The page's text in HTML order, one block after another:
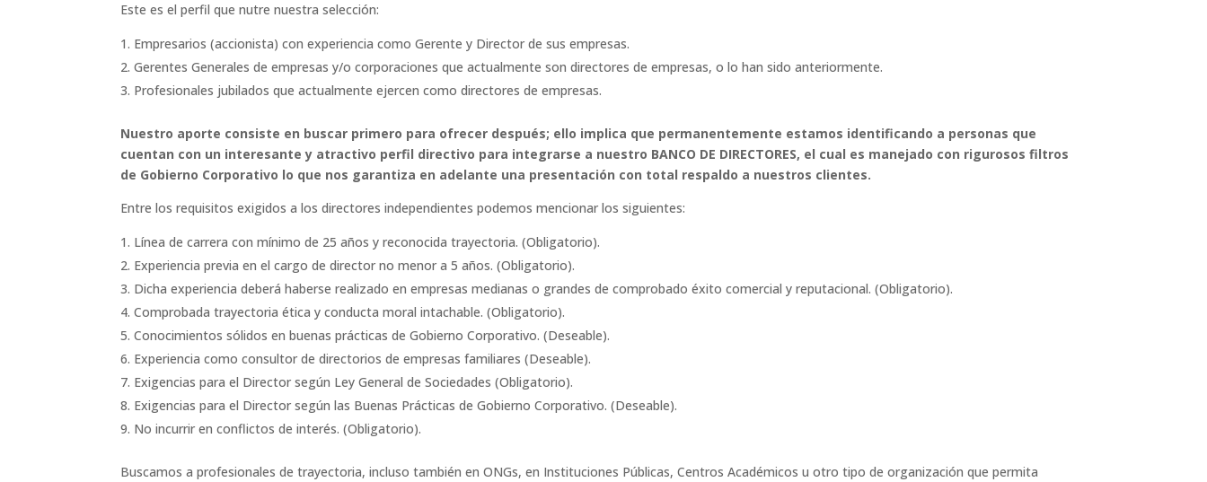
Este es el perfil que nutre nuestra selección:
Empresarios (accionista) con experiencia como Gerente y Director de sus empresas.
Gerentes Generales de empresas y/o corporaciones que actualmente son directores de empresas, o lo han sido anteriormente.
Profesionales jubilados que actualmente ejercen como directores de empresas.
Nuestro aporte consiste en buscar primero para ofrecer después; ello implica que permanentemente estamos identificando a personas que
cuentan con un interesante y atractivo perfil directivo para integrarse a nuestro BANCO DE DIRECTORES, el cual es manejado con rigurosos filtros
de Gobierno Corporativo lo que nos garantiza en adelante una presentación con total respaldo a nuestros clientes.
Entre los requisitos exigidos a los directores independientes podemos mencionar los siguientes:
Línea de carrera con mínimo de 25 años y reconocida trayectoria. (Obligatorio).
Experiencia previa en el cargo de director no menor a 5 años. (Obligatorio).
Dicha experiencia deberá haberse realizado en empresas medianas o grandes de comprobado éxito comercial y reputacional. (Obligatorio).
Comprobada trayectoria ética y conducta moral intachable. (Obligatorio).
Conocimientos sólidos en buenas prácticas de Gobierno Corporativo. (Deseable).
Experiencia como consultor de directorios de empresas familiares (Deseable).
Exigencias para el Director según Ley General de Sociedades (Obligatorio).
Exigencias para el Director según las Buenas Prácticas de Gobierno Corporativo. (Deseable).
No incurrir en conflictos de interés. (Obligatorio).
Buscamos a profesionales de trayectoria, incluso también en ONGs, en Instituciones Públicas, Centros Académicos u otro tipo de organización que permita